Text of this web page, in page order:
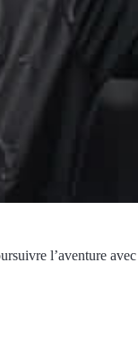
l’aventure